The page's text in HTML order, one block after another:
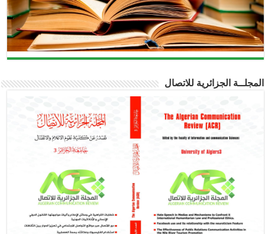
المجلــة الجزائرية للاتصال